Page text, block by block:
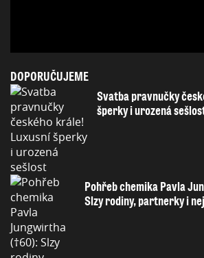
DOPORUČUJEME
Svatba pravnučky
šperky i urozená
Pohřeb chemika Pavla
Slzy rodiny, partnerky i